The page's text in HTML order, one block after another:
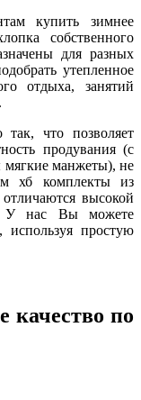
купить зимнее
собственного
для разных
утепленное
отдыха, занятий
так, что позволяет
продувания (с
манжеты), не
хб комплекты из
высокой
У нас Вы можете
используя простую
качество по